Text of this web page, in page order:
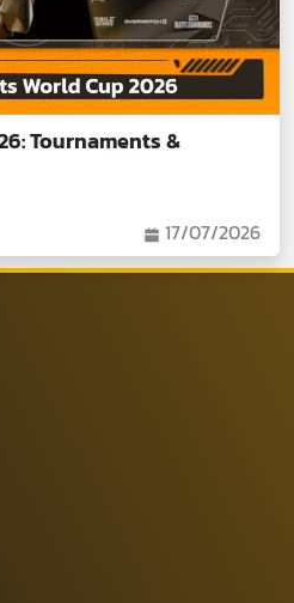
Tournaments &
17/07/2026